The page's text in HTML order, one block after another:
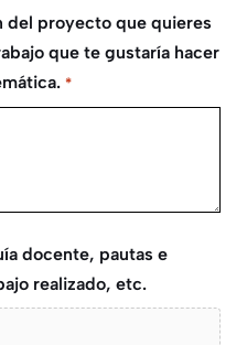
del proyecto que quieres
que te gustaría hacer
*
docente, pautas e
realizado, etc.